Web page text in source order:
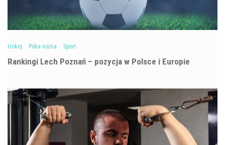
Hokej Piłka nożna Sport
Rankingi Lech Poznań – pozycja w Polsce i Europie